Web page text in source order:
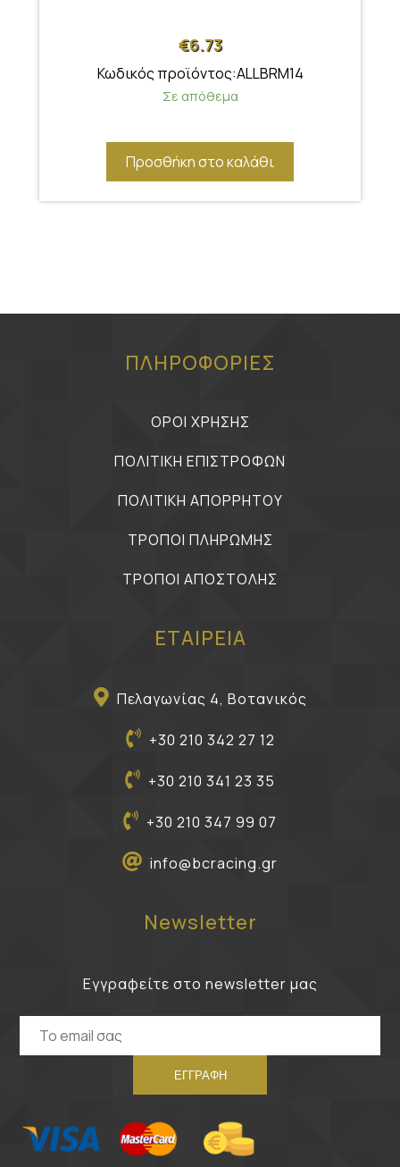
€6.73
Κωδικός προϊόντος:ALLBRM14
Σε απόθεμα
Προσθήκη στο καλάθι
ΠΛΗΡΟΦΟΡΙΕΣ
ΟΡΟΙ ΧΡΗΣΗΣ
ΠΟΛΙΤΙΚΗ ΕΠΙΣΤΡΟΦΩΝ
ΠΟΛΙΤΙΚΗ ΑΠΟΡΡΗΤΟΥ
ΤΡΟΠΟΙ ΠΛΗΡΩΜΗΣ
ΤΡΟΠΟΙ ΑΠΟΣΤΟΛΗΣ
ΕΤΑΙΡΕΙΑ
Πελαγωνίας 4, Βοτανικός
+30 210 342 27 12
+30 210 341 23 35
+30 210 347 99 07
info@bcracing.gr
Newsletter
Εγγραφείτε στο newsletter μας